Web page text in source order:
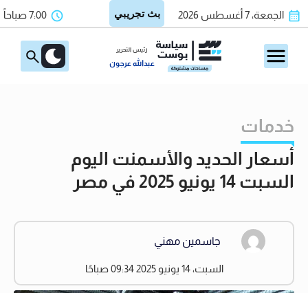
الجمعة، 7 أغسطس 2026 7:00 صباحاً
رئيس التحرير
عبدالله عرجون
خدمات
أسعار الحديد والأسمنت اليوم
السبت 14 يونيو 2025 في مصر
جاسمين مهني
السبت، 14 يونيو 2025 09:34 صباحًا